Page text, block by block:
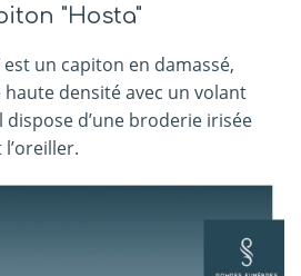
"Hosta"
est un capiton en damassé,
densité avec un volant
dispose d’une broderie irisée